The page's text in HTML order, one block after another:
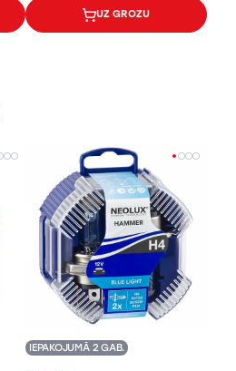
UZ GROZU
IEPAKOJUMĀ 2 GAB.